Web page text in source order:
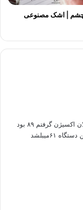
| اشک مصنوعی
من ناراحت ریه دارم ۳۰ سال الان اکسیژن گرفتم ۸۹ بود
۶۱میبلشد